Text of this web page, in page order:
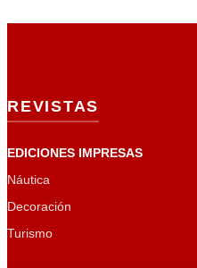
REVISTAS
EDICIONES IMPRESAS
Náutica
Decoración
Turismo